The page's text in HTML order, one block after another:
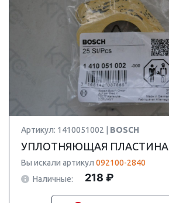
Артикул: 1410051002 | BOSCH
УПЛОТНЯЮЩАЯ ПЛАСТИНА
Вы искали артикул 092100-2840
Наличные:
218 ₽